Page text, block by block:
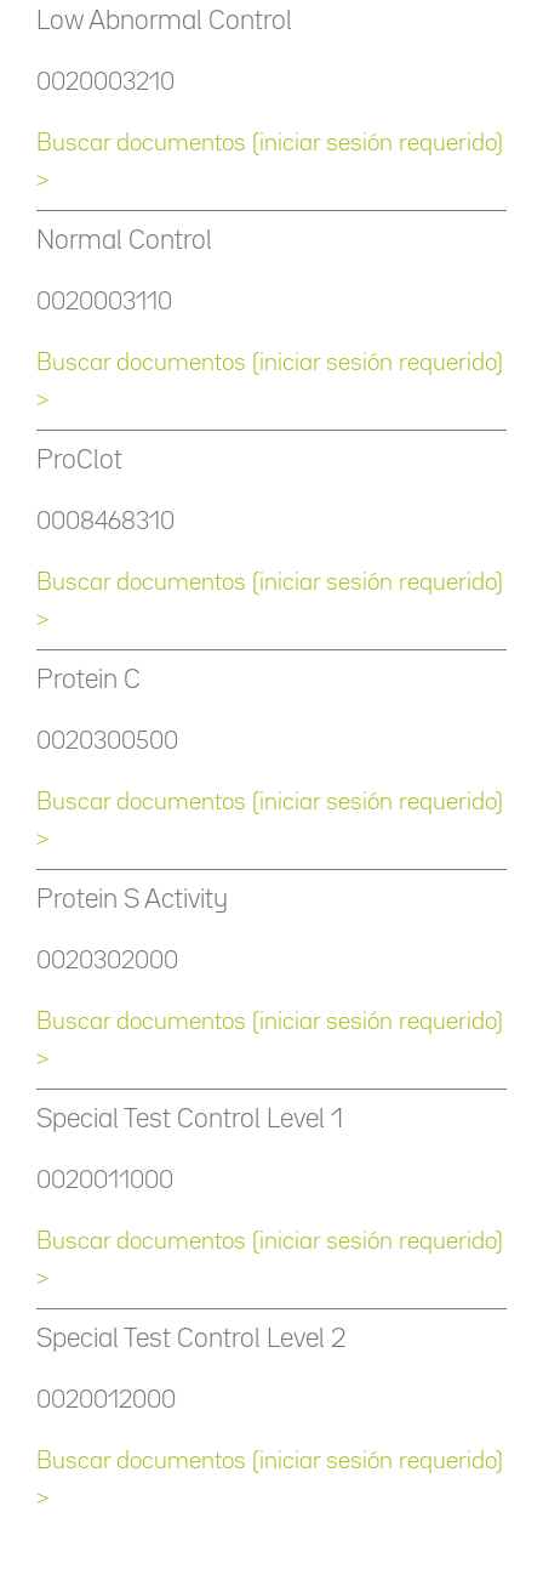
Low Abnormal Control
0020003210
Buscar documentos (iniciar sesión requerido)
>
Normal Control
0020003110
Buscar documentos (iniciar sesión requerido)
>
ProClot
0008468310
Buscar documentos (iniciar sesión requerido)
>
Protein C
0020300500
Buscar documentos (iniciar sesión requerido)
>
Protein S Activity
0020302000
Buscar documentos (iniciar sesión requerido)
>
Special Test Control Level 1
0020011000
Buscar documentos (iniciar sesión requerido)
>
Special Test Control Level 2
0020012000
Buscar documentos (iniciar sesión requerido)
>